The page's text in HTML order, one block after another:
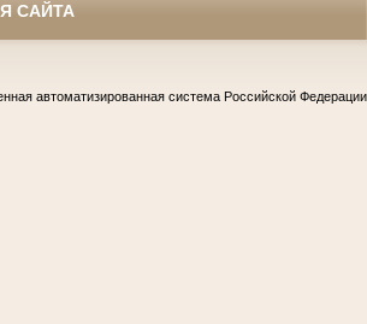
САЙТА
автоматизированная система Российской